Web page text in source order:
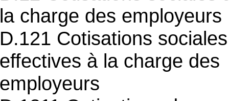
la charge des employeurs
D.121 Cotisations sociales
effectives à la charge des
employeurs